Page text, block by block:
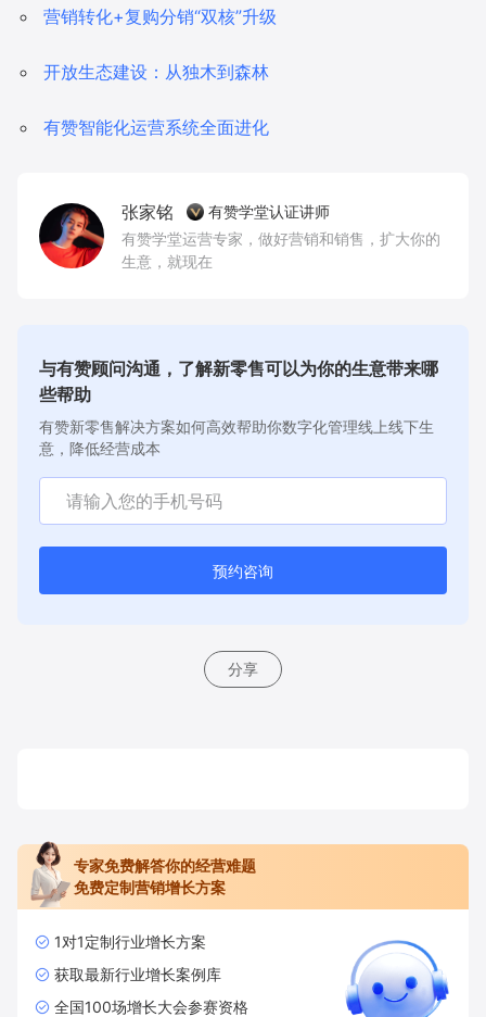
营销转化+复购分销“双核”升级
开放生态建设：从独木到森林
有赞智能化运营系统全面进化
张家铭
有赞学堂认证讲师
有赞学堂运营专家，做好营销和销售，扩大你的
生意，就现在
与有赞顾问沟通，了解新零售可以为你的生意带来哪
些帮助
有赞新零售解决方案如何高效帮助你数字化管理线上线下生
意，降低经营成本
预约咨询
分享
专家免费解答你的经营难题
免费定制营销增长方案
1对1定制行业增长方案
获取最新行业增长案例库
全国100场增长大会参赛资格